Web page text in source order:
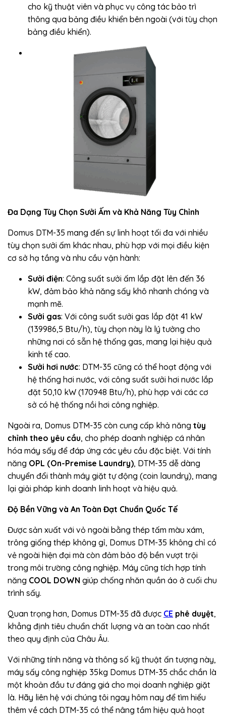
cho kỹ thuật viên và phục vụ công tác bảo trì
thông qua bảng điều khiển bên ngoài (với tùy chọn
bảng điều khiển).
Đa Dạng Tùy Chọn Sưởi Ấm và Khả Năng Tùy Chỉnh
Domus DTM-35 mang đến sự linh hoạt tối đa với nhiều
tùy chọn sưởi ấm khác nhau, phù hợp với mọi điều kiện
cơ sở hạ tầng và nhu cầu vận hành:
Sưởi điện: Công suất sưởi ấm lắp đặt lên đến 36
kW, đảm bảo khả năng sấy khô nhanh chóng và
mạnh mẽ.
Sưởi gas: Với công suất sưởi gas lắp đặt 41 kW
(139986,5 Btu/h), tùy chọn này là lý tưởng cho
những nơi có sẵn hệ thống gas, mang lại hiệu quả
kinh tế cao.
Sưởi hơi nước: DTM-35 cũng có thể hoạt động với
hệ thống hơi nước, với công suất sưởi hơi nước lắp
đặt 50,10 kW (170948 Btu/h), phù hợp với các cơ
sở có hệ thống nồi hơi công nghiệp.
Ngoài ra, Domus DTM-35 còn cung cấp khả năng tùy
chỉnh theo yêu cầu, cho phép doanh nghiệp cá nhân
hóa máy sấy để đáp ứng các yêu cầu đặc biệt. Với tính
năng OPL (On-Premise Laundry), DTM-35 dễ dàng
chuyển đổi thành máy giặt tự động (coin laundry), mang
lại giải pháp kinh doanh linh hoạt và hiệu quả.
Độ Bền Vững và An Toàn Đạt Chuẩn Quốc Tế
Được sản xuất với vỏ ngoài bằng thép tấm màu xám,
trông giống thép không gỉ, Domus DTM-35 không chỉ có
vẻ ngoài hiện đại mà còn đảm bảo độ bền vượt trội
trong môi trường công nghiệp. Máy cũng tích hợp tính
năng COOL DOWN giúp chống nhăn quần áo ở cuối chu
trình sấy.
Quan trọng hơn, Domus DTM-35 đã được CE phê duyệt,
khẳng định tiêu chuẩn chất lượng và an toàn cao nhất
theo quy định của Châu Âu.
Với những tính năng và thông số kỹ thuật ấn tượng này,
máy sấy công nghiệp 35kg Domus DTM-35 chắc chắn là
một khoản đầu tư đáng giá cho mọi doanh nghiệp giặt
là. Hãy liên hệ với chúng tôi ngay hôm nay để tìm hiểu
thêm về cách DTM-35 có thể nâng tầm hiệu quả hoạt